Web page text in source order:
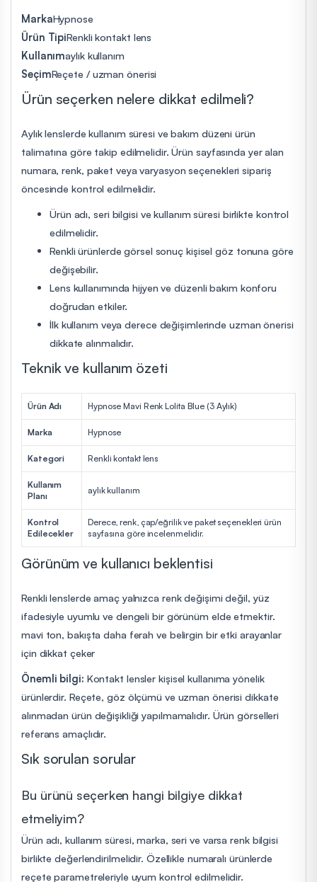
MarkaHypnose
Ürün TipiRenkli kontakt lens
Kullanımaylık kullanım
SeçimReçete / uzman önerisi
Ürün seçerken nelere dikkat edilmeli?
Aylık lenslerde kullanım süresi ve bakım düzeni ürün
talimatına göre takip edilmelidir. Ürün sayfasında yer alan
numara, renk, paket veya varyasyon seçenekleri sipariş
öncesinde kontrol edilmelidir.
Ürün adı, seri bilgisi ve kullanım süresi birlikte kontrol
edilmelidir.
Renkli ürünlerde görsel sonuç kişisel göz tonuna göre
değişebilir.
Lens kullanımında hijyen ve düzenli bakım konforu
doğrudan etkiler.
İlk kullanım veya derece değişimlerinde uzman önerisi
dikkate alınmalıdır.
Teknik ve kullanım özeti
Ürün Adı Hypnose Mavi Renk Lolita Blue (3 Aylık)
Marka Hypnose
Kategori Renkli kontakt lens
Kullanım
Planı
aylık kullanım
Kontrol
Edilecekler
Derece, renk, çap/eğrilik ve paket seçenekleri ürün
sayfasına göre incelenmelidir.
Görünüm ve kullanıcı beklentisi
Renkli lenslerde amaç yalnızca renk değişimi değil, yüz
ifadesiyle uyumlu ve dengeli bir görünüm elde etmektir.
mavi ton, bakışta daha ferah ve belirgin bir etki arayanlar
için dikkat çeker
Önemli bilgi: Kontakt lensler kişisel kullanıma yönelik
ürünlerdir. Reçete, göz ölçümü ve uzman önerisi dikkate
alınmadan ürün değişikliği yapılmamalıdır. Ürün görselleri
referans amaçlıdır.
Sık sorulan sorular
Bu ürünü seçerken hangi bilgiye dikkat
etmeliyim?
Ürün adı, kullanım süresi, marka, seri ve varsa renk bilgisi
birlikte değerlendirilmelidir. Özellikle numaralı ürünlerde
reçete parametreleriyle uyum kontrol edilmelidir.